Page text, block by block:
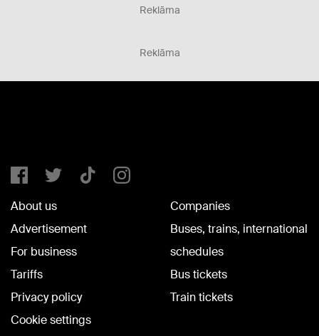
Reklāma
Reklāma
About us
Advertisement
For business
Tariffs
Privacy policy
Cookie settings
Companies
Buses, trains, international
schedules
Bus tickets
Train tickets